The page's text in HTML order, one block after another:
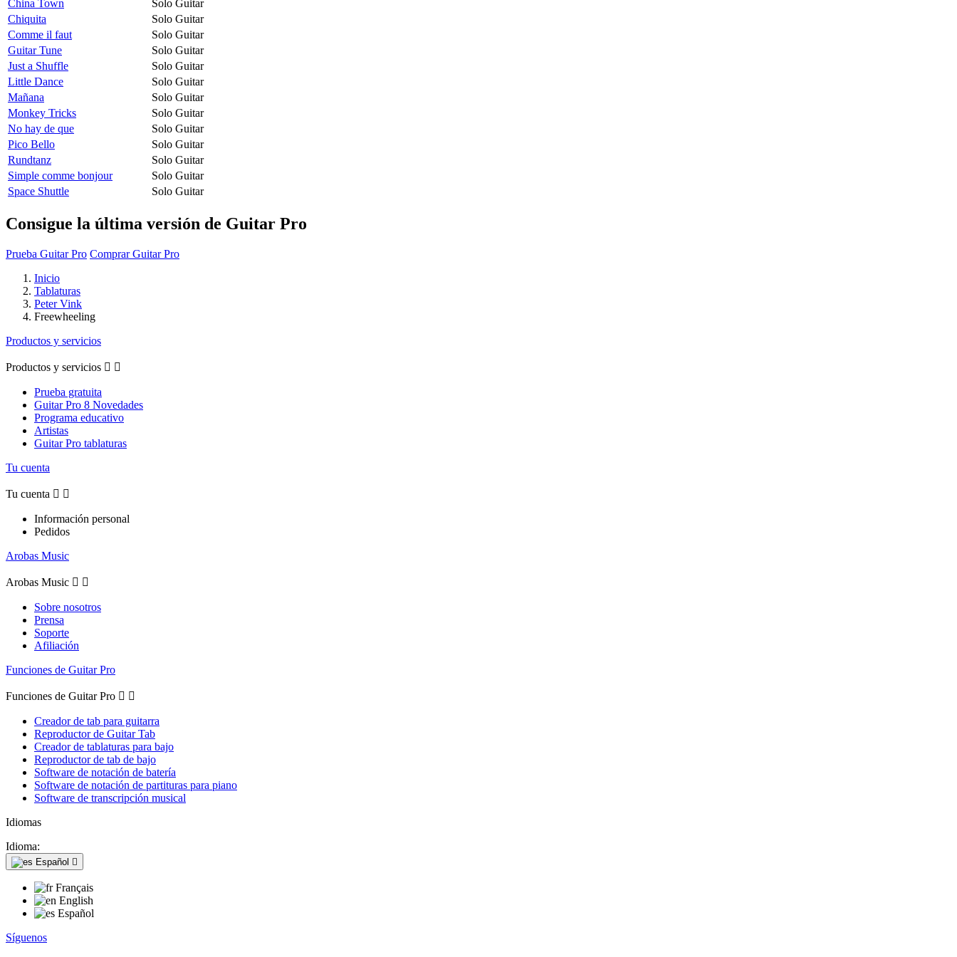
China Town
Solo Guitar
Chiquita
Solo Guitar
Comme il faut
Solo Guitar
Guitar Tune
Solo Guitar
Just a Shuffle
Solo Guitar
Little Dance
Solo Guitar
Mañana
Solo Guitar
Monkey Tricks
Solo Guitar
No hay de que
Solo Guitar
Pico Bello
Solo Guitar
Rundtanz
Solo Guitar
Simple comme bonjour
Solo Guitar
Space Shuttle
Solo Guitar
Consigue la última versión de Guitar Pro
Prueba Guitar Pro Comprar Guitar Pro
Inicio
Tablaturas
Peter Vink
Freewheeling
Productos y servicios
Productos y servicios  
Prueba gratuita
Guitar Pro 8 Novedades
Programa educativo
Artistas
Guitar Pro tablaturas
Tu cuenta
Tu cuenta  
Información personal
Pedidos
Arobas Music
Arobas Music  
Sobre nosotros
Prensa
Soporte
Afiliación
Funciones de Guitar Pro
Funciones de Guitar Pro  
Creador de tab para guitarra
Reproductor de Guitar Tab
Creador de tablaturas para bajo
Reproductor de tab de bajo
Software de notación de batería
Software de notación de partituras para piano
Software de transcripción musical
Idiomas
Idioma:
Español 
Français
English
Español
Síguenos